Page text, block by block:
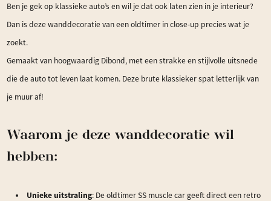
Ben je gek op klassieke auto’s en wil je dat ook laten zien in je interieur?
Dan is deze wanddecoratie van een oldtimer in close-up precies wat je
zoekt.
Gemaakt van hoogwaardig Dibond, met een strakke en stijlvolle uitsnede
die de auto tot leven laat komen. Deze brute klassieker spat letterlijk van
je muur af!
Waarom je deze wanddecoratie wil
hebben:
Unieke uitstraling: De oldtimer SS muscle car geeft direct een retro